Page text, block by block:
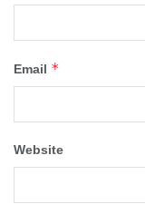
Email *
Website